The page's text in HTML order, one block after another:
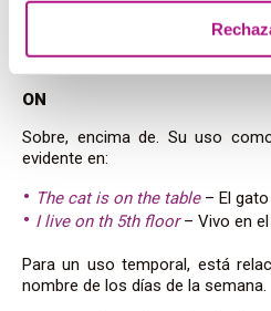
I will visit my family at
mi familia.
ON
Sobre, encima de. Su uso
evidente en:
The cat is on the table– El gato
I live on th 5th floor– Vivo en
Para un uso temporal, está
nombre de los días de la semana.